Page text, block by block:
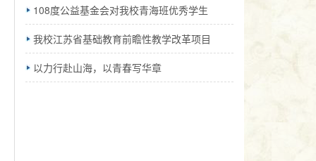
108度公益基金会对我校青海班优秀学生
我校江苏省基础教育前瞻性教学改革项目
以力行赴山海，以青春写华章